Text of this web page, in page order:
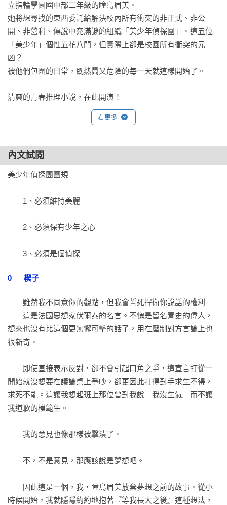
立指輪學園國中部二年級的瞳島眉美。
她將想尋找的東西委託給解決校內所有衝突的非正式、非公
開、非營利、傳說中充滿謎的組織「美少年偵探團」。這五位
「美少年」個性五花八門，但實際上卻是校園所有衝突的元
凶？
被他們包圍的日常，既熱鬧又危險的毎一天就這樣開始了。
清爽的青春推理小說，在此開演！
看更多
內文試閱
美少年偵探團團規
1、必須維持美麗
2、必須保有少年之心
3、必須是個偵探
0	楔子
雖然我不同意你的觀點，但我會誓死捍衛你說話的權利
——這是法國思想家伏爾泰的名言。不愧是留名青史的偉人，
想來也沒有比這個更無懈可擊的話了，用在壓制對方言論上也
很新奇。
即使直接表示反對，卻不會引起口角之爭，這宣言打從一
開始就沒想要在議論桌上爭吵，卻更因此打得對手求生不得，
求死不能。這讓我想起班上那位曾對我說『我沒生氣』而不讓
我道歉的模範生。
我的意見也像那樣被擊潰了。
不，不是意見，那應該說是夢想吧。
因此這是一個，我，瞳島眉美放棄夢想之前的故事。從小
時候開始，我就隱隱約約地抱著『等我長大之後』這種想法，